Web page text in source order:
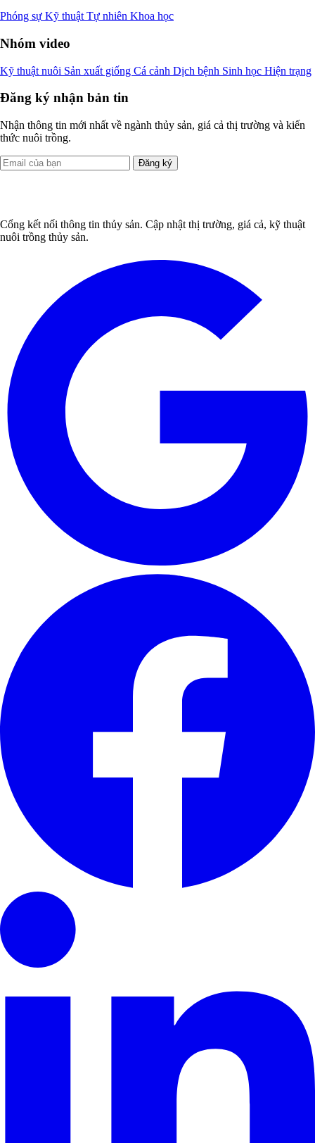
Phóng sự Kỹ thuật Tự nhiên Khoa học
Nhóm video
Kỹ thuật nuôi Sản xuất giống Cá cảnh Dịch bệnh Sinh học Hiện trạng
Đăng ký nhận bản tin
Nhận thông tin mới nhất về ngành thủy sản, giá cả thị trường và kiến
thức nuôi trồng.
Đăng ký
Cổng kết nối thông tin thủy sản. Cập nhật thị trường, giá cả, kỹ thuật
nuôi trồng thủy sản.